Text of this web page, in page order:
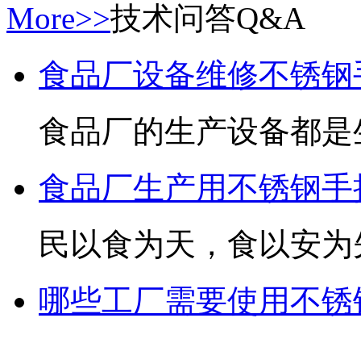
More>>技术问答Q&A
食品厂设备维修不锈
食品厂的生产设备都
食品厂生产用不锈钢
民以食为天，食以安
哪些工厂需要使用不